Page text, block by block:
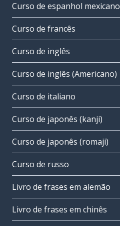
Curso de espanhol mexicano
Curso de francês
Curso de inglês
Curso de inglês (Americano)
Curso de italiano
Curso de japonês (kanji)
Curso de japonês (romaji)
Curso de russo
Livro de frases em alemão
Livro de frases em chinês